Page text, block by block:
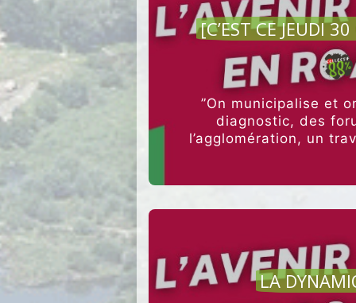
[C’EST CE JEUDI
”On municipalise et
diagnostic, des
l’agglomération, un
LA